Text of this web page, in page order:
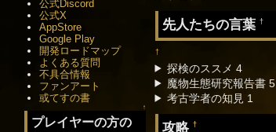
先人たちの言葉 †
†
探検のススメ 4
魔物生態研究報告書 5
考古学者の知見 1
攻略 †
公式Discord
公式X
AppStore
Google Play
開発ロードマップ
よくある質問
不具合情報
ファンアート
或てすの書
↑
プレイヤーの方の